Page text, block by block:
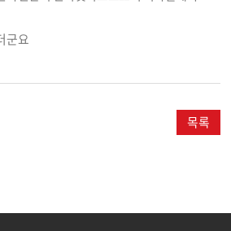
군요
목록